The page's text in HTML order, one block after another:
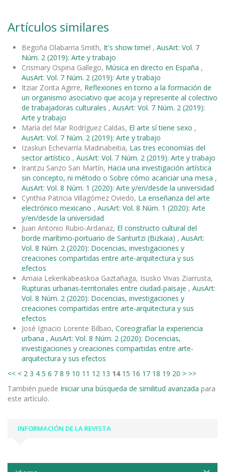
Artículos similares
Begoña Olabarria Smith, It's show time! , AusArt: Vol. 7
Núm. 2 (2019): Arte y trabajo
Crismary Ospina Gallego, Música en directo en España ,
AusArt: Vol. 7 Núm. 2 (2019): Arte y trabajo
Itziar Zorita Agirre, Reflexiones en torno a la formación de
un organismo asociativo que acoja y represente al colectivo
de trabajadoras culturales , AusArt: Vol. 7 Núm. 2 (2019):
Arte y trabajo
María del Mar Rodríguez Caldas, El arte sí tiene sexo ,
AusArt: Vol. 7 Núm. 2 (2019): Arte y trabajo
Izaskun Echevarría Madinabeitia, Las tres economías del
sector artístico , AusArt: Vol. 7 Núm. 2 (2019): Arte y trabajo
Irantzu Sanzo San Martín, Hacia una investigación artística
sin concepto, ni método o Sobre cómo acariciar una mesa ,
AusArt: Vol. 8 Núm. 1 (2020): Arte y/en/desde la universidad
Cynthia Patricia Villagómez Oviedo, La enseñanza del arte
electrónico mexicano , AusArt: Vol. 8 Núm. 1 (2020): Arte
y/en/desde la universidad
Juan Antonio Rubio-Ardanaz, El constructo cultural del
borde marítimo-portuario de Santurtzi (Bizkaia) , AusArt:
Vol. 8 Núm. 2 (2020): Docencias, investigaciones y
creaciones compartidas entre arte-arquitectura y sus
efectos
Amaia Lekerikabeaskoa Gaztañaga, Isusko Vivas Ziarrusta,
Rupturas urbanas-territoriales entre ciudad-paisaje , AusArt:
Vol. 8 Núm. 2 (2020): Docencias, investigaciones y
creaciones compartidas entre arte-arquitectura y sus
efectos
José Ignacio Lorente Bilbao, Coreografíar la experiencia
urbana , AusArt: Vol. 8 Núm. 2 (2020): Docencias,
investigaciones y creaciones compartidas entre arte-
arquitectura y sus efectos
<< < 2 3 4 5 6 7 8 9 10 11 12 13 14 15 16 17 18 19 20 > >>
También puede Iniciar una búsqueda de similitud avanzada para
este artículo.
INFORMACIÓN DE LA REVISTA